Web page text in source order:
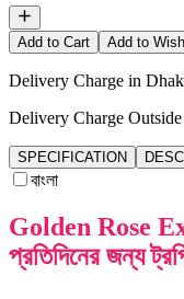
Add to Cart Add to
Delivery Charge in
Delivery Charge
SPECIFICATION
বাংলা
Golden Rose
প্রতিদিনের জন্য